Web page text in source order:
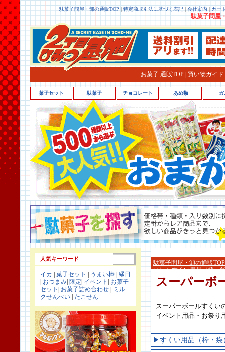
駄菓子問屋・卸の通販TOP |特定商取引法に基づく表記|会社案内 | カー
駄菓子問屋
お菓子 通販TOP 買い物ガイド
人気キーワード
イカ 菓子セット うまい棒 縁日
おつまみ 限定 イベント
お菓子
セット
お菓子詰め合わせ
ミル
クせんべい たこせん
駄菓子問屋・卸の通販TOP
い）> すくい用品（枠・
スーパーボ
スーパーボールすくい
イベント用品・お祭り
▶すくい用品（枠・袋